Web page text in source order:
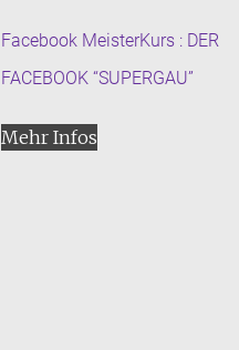
Facebook MeisterKurs : DER
FACEBOOK “SUPERGAU”
Mehr Infos